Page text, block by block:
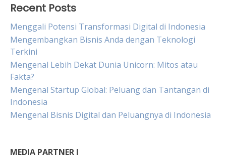
Recent Posts
Menggali Potensi Transformasi Digital di Indonesia
Mengembangkan Bisnis Anda dengan Teknologi
Terkini
Mengenal Lebih Dekat Dunia Unicorn: Mitos atau
Fakta?
Mengenal Startup Global: Peluang dan Tantangan di
Indonesia
Mengenal Bisnis Digital dan Peluangnya di Indonesia
MEDIA PARTNER I